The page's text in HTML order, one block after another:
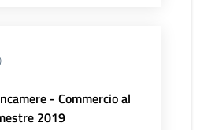
- Commercio al
2019